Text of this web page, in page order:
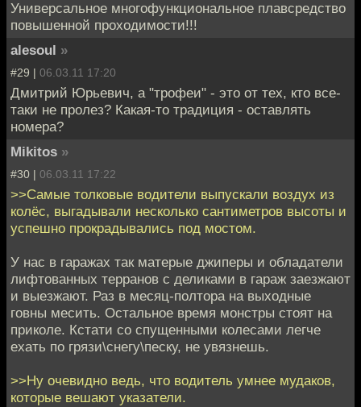
Универсальное многофункциональное плавсредство
повышенной проходимости!!!
alesoul »
#29 | 06.03.11 17:20
Дмитрий Юрьевич, а "трофеи" - это от тех, кто все-
таки не пролез? Какая-то традиция - оставлять
номера?
Mikitos »
#30 | 06.03.11 17:22
>>Самые толковые водители выпускали воздух из
колёс, выгадывали несколько сантиметров высоты и
успешно прокрадывались под мостом.
У нас в гаражах так матерые джиперы и обладатели
лифтованных терранов с деликами в гараж заезжают
и выезжают. Раз в месяц-полтора на выходные
говны месить. Остальное время монстры стоят на
приколе. Кстати со спущенными колесами легче
ехать по грязи\снегу\песку, не увязнешь.
>>Ну очевидно ведь, что водитель умнее мудаков,
которые вешают указатели.